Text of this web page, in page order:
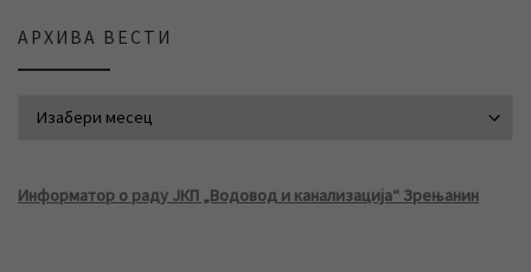
АРХИВА ВЕСТИ
Информатор о раду ЈКП „Водовод и канализација“ Зрењанин